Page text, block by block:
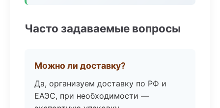
Часто задаваемые вопросы
Можно ли доставку?
Да, организуем доставку по РФ и
ЕАЭС, при необходимости —